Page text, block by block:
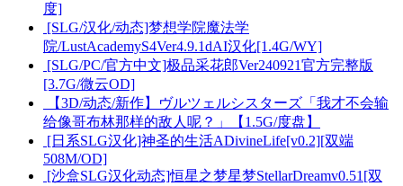
度]
[SLG/汉化/动态]梦想学院魔法学
院/LustAcademyS4Ver4.9.1dAI汉化[1.4G/WY]
[SLG/PC/官方中文]极品采花郎Ver240921官方完整版
[3.7G/微云OD]
【3D/动态/新作】ヴルツェルシスターズ「我才不会输
给像哥布林那样的敌人呢？」【1.5G/度盘】
[日系SLG汉化]神圣的生活ADivineLife[v0.2][双端
508M/OD]
[沙盒SLG汉化动态]恒星之梦星梦StellarDreamv0.51[双